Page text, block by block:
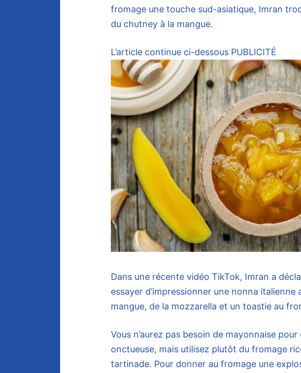
fromage une touche sud-asiatique, Imran
du chutney à la mangue.
L’article continue ci-dessous PUBLICITÉ
Dans une récente vidéo TikTok, Imran a
essayer d’impressionner une nonna italienne
mangue, de la mozzarella et un toastie au
Vous n’aurez pas besoin de mayonnaise
onctueuse, mais utilisez plutôt du fromage
tartinade. Pour donner au fromage une